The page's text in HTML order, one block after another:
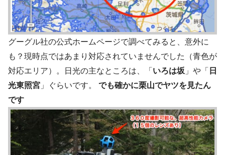
グーグル社の公式ホームページで調べてみると、意外に
も？現時点ではあまり対応されていませんでした（青色が
対応エリア）。日光の主なところは、「 いろは坂 」や「 日
光東照宮 」ぐらいです。 でも確かに栗山でヤツを見たん
です